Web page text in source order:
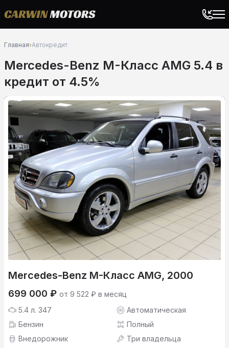
Главная›Автокредит
Mercedes-Benz M-Класс AMG 5.4 в
кредит от 4.5%
Mercedes-Benz M-Класс AMG, 2000
699 000 ₽ от 9 522 ₽ в месяц
5.4 л. 347
Автоматическая
Бензин
Полный
Внедорожник
Три владельца